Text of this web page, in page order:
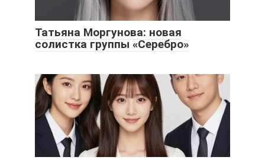
Татьяна Моргунова: новая
солистка группы «Серебро»